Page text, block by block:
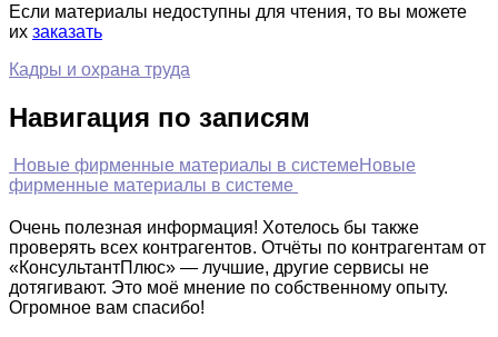
Если материалы недоступны для чтения, то вы можете
их заказать
Кадры и охрана труда
Навигация по записям
Новые фирменные материалы в системеНовые
фирменные материалы в системе
Очень полезная информация! Хотелось бы также
проверять всех контрагентов. Отчёты по контрагентам от
«КонсультантПлюс» — лучшие, другие сервисы не
дотягивают. Это моё мнение по собственному опыту.
Огромное вам спасибо!